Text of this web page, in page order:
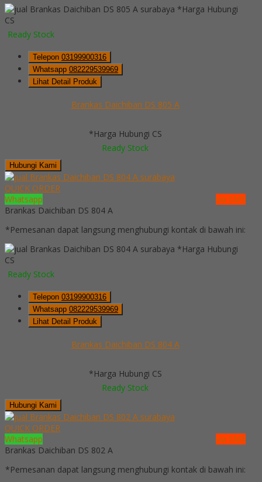
*Harga Hubungi
CS
Ready Stock
Telepon 03199900316
Whatsapp 082229539969
Lihat Detail Produk
Brankas Daichiban DS 805 A
*Harga Hubungi CS
Ready Stock
Hubungi Kami
QUICK ORDER
Whatsapp
via SMS
Brankas Daichiban DS 804 A
*Pemesanan dapat langsung menghubungi kontak di bawah ini:
*Harga Hubungi
CS
Ready Stock
Telepon 03199900316
Whatsapp 082229539969
Lihat Detail Produk
Brankas Daichiban DS 804 A
*Harga Hubungi CS
Ready Stock
Hubungi Kami
QUICK ORDER
Whatsapp
via SMS
Brankas Daichiban DS 802 A
*Pemesanan dapat langsung menghubungi kontak di bawah ini: